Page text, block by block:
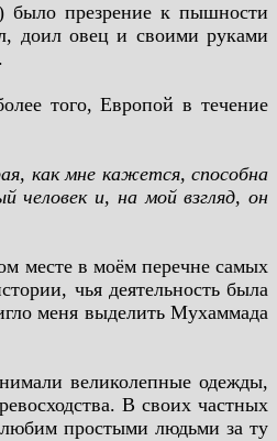
было презрение к пышности
доил овец и своими руками
того, Европой в течение
как мне кажется, способна
человек и, на мой взгляд, он
месте в моём перечне самых
чья деятельность была
меня выделить Мухаммада
великолепные одежды,
В своих частных
простыми людьми за ту